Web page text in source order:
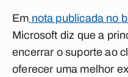
Em nota publicada no
Microsoft diz que a
encerrar o suporte ao
oferecer uma melhor